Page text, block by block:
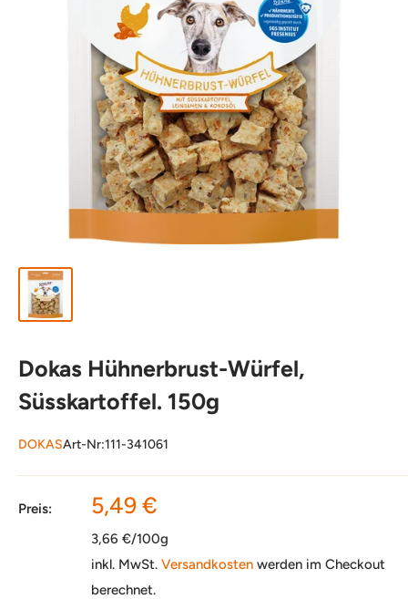
Dokas Hühnerbrust-Würfel,
Süsskartoffel. 150g
DOKASArt-Nr:111-341061
Preis: Sonderpreis
5,49 €
3,66 €/100g
inkl. MwSt. Versandkosten werden im Checkout
berechnet.